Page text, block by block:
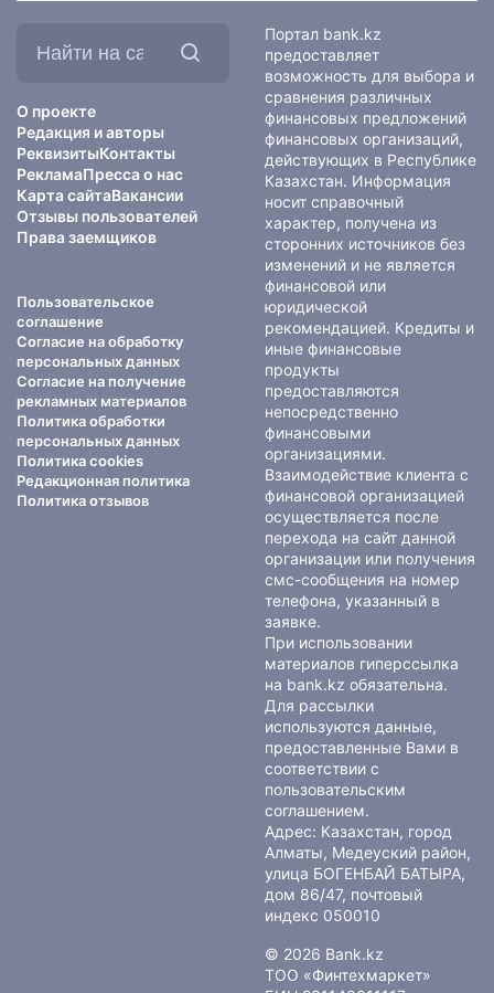
О проекте
Редакция и авторы
РеквизитыКонтакты
РекламаПресса о нас
Карта сайтаВакансии
Отзывы пользователей
Права заемщиков
Пользовательское
соглашение
Согласие на обработку
персональных данных
Согласие на получение
рекламных материалов
Политика обработки
персональных данных
Политика cookies
Редакционная политика
Политика отзывов
Портал bank.kz
предоставляет
возможность для выбора и
сравнения различных
финансовых предложений
финансовых организаций,
действующих в Республике
Казахстан. Информация
носит справочный
характер, получена из
сторонних источников без
изменений и не является
финансовой или
юридической
рекомендацией. Кредиты и
иные финансовые
продукты
предоставляются
непосредственно
финансовыми
организациями.
Взаимодействие клиента с
финансовой организацией
осуществляется после
перехода на сайт данной
организации или получения
смс-сообщения на номер
телефона, указанный в
заявке.
При использовании
материалов гиперссылка
на bank.kz обязательна.
Для рассылки
используются данные,
предоставленные Вами в
соответствии с
пользовательским
соглашением.
Адрес: Казахстан, город
Алматы, Медеуский район,
улица БОГЕНБАЙ БАТЫРА,
дом 86/47, почтовый
индекс 050010
© 2026 Bank.kz
ТОО «Финтехмаркет»